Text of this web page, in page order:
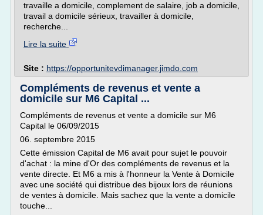
travaille a domicile, complement de salaire, job a domicile,
travail a domicile sérieux, travailler à domicile,
recherche...
Lire la suite
Site : https://opportunitevdimanager.jimdo.com
Compléments de revenus et vente a
domicile sur M6 Capital ...
Compléments de revenus et vente a domicile sur M6
Capital le 06/09/2015
06. septembre 2015
Cette émission Capital de M6 avait pour sujet le pouvoir
d'achat : la mine d'Or des compléments de revenus et la
vente directe. Et M6 a mis à l'honneur la Vente à Domicile
avec une société qui distribue des bijoux lors de réunions
de ventes à domicile. Mais sachez que la vente a domicile
touche...